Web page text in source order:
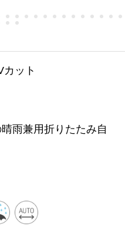
ット
雨兼用折りたたみ自